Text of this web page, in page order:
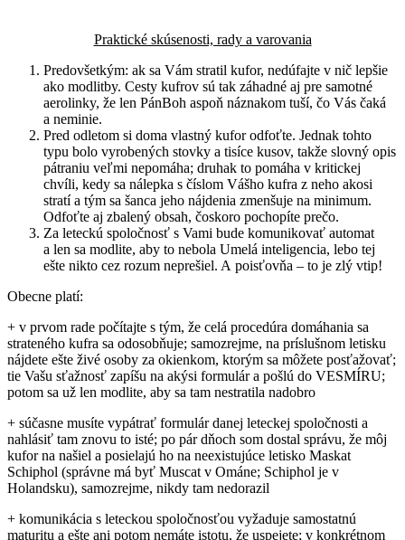
Praktické skúsenosti, rady a varovania
Predovšetkým: ak sa Vám stratil kufor, nedúfajte v nič lepšie
ako modlitby. Cesty kufrov sú tak záhadné aj pre samotné
aerolinky, že len PánBoh aspoň náznakom tuší, čo Vás čaká
a neminie.
Pred odletom si doma vlastný kufor odfoťte. Jednak tohto
typu bolo vyrobených stovky a tisíce kusov, takže slovný opis
pátraniu veľmi nepomáha; druhak to pomáha v kritickej
chvíli, kedy sa nálepka s číslom Vášho kufra z neho akosi
stratí a tým sa šanca jeho nájdenia zmenšuje na minimum.
Odfoťte aj zbalený obsah, čoskoro pochopíte prečo.
Za leteckú spoločnosť s Vami bude komunikovať automat
a len sa modlite, aby to nebola Umelá inteligencia, lebo tej
ešte nikto cez rozum neprešiel. A poisťovňa – to je zlý vtip!
Obecne platí:
+ v prvom rade počítajte s tým, že celá procedúra domáhania sa
strateného kufra sa odosobňuje; samozrejme, na príslušnom letisku
nájdete ešte živé osoby za okienkom, ktorým sa môžete posťažovať;
tie Vašu sťažnosť zapíšu na akýsi formulár a pošlú do VESMÍRU;
potom sa už len modlite, aby sa tam nestratila nadobro
+ súčasne musíte vypátrať formulár danej leteckej spoločnosti a
nahlásiť tam znovu to isté; po pár dňoch som dostal správu, že môj
kufor na našiel a posielajú ho na neexistujúce letisko Maskat
Schiphol (správne má byť Muscat v Ománe; Schiphol je v
Holandsku), samozrejme, nikdy tam nedorazil
+ komunikácia s leteckou spoločnosťou vyžaduje samostatnú
maturitu a ešte ani potom nemáte istotu, že uspejete; v konkrétnom